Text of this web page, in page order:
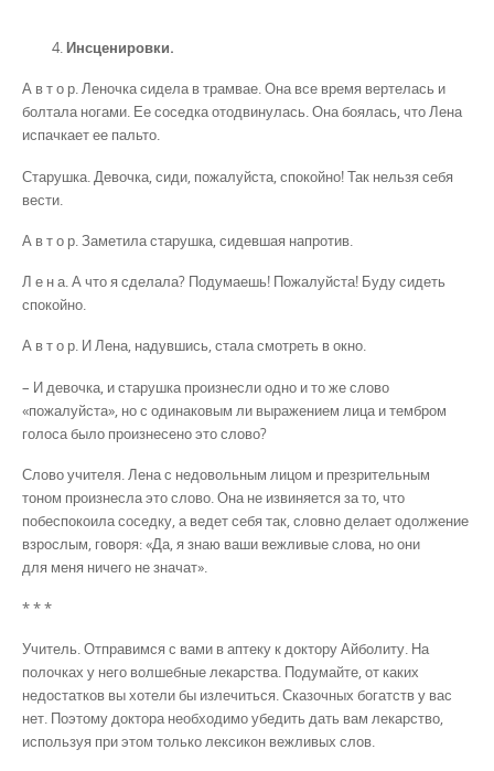
Инсценировки.
А в т о р. Леночка сидела в трамвае. Она все время вертелась и
болтала ногами. Ее соседка отодвинулась. Она боялась, что Лена
испачкает ее пальто.
Старушка. Девочка, сиди, пожалуйста, спокойно! Так нельзя себя
вести.
А в т о р. Заметила старушка, сидевшая напротив.
Л е н а. А что я сделала? Подумаешь! Пожалуйста! Буду сидеть
спокойно.
А в т о р. И Лена, надувшись, стала смотреть в окно.
– И девочка, и старушка произнесли одно и то же слово
«пожалуйста», но с одинаковым ли выражением лица и тембром
голоса было произнесено это слово?
Слово учителя. Лена с недовольным лицом и презрительным
тоном произнесла это слово. Она не извиняется за то, что
побеспокоила соседку, а ведет себя так, словно делает одолжение
взрослым, говоря: «Да, я знаю ваши вежливые слова, но они
для меня ничего не значат».
* * *
Учитель. Отправимся с вами в аптеку к доктору Айболиту. На
полочках у него волшебные лекарства. Подумайте, от каких
недостатков вы хотели бы излечиться. Сказочных богатств у вас
нет. Поэтому доктора необходимо убедить дать вам лекарство,
используя при этом только лексикон вежливых слов.